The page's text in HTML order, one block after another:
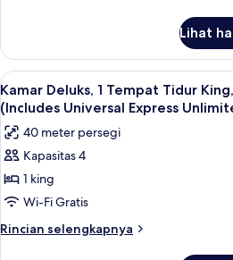
Bebas
Asap
Rokok
(Includes
Universal
Express
Unlimited^)
Kamar
Deluks,
2
Tempat
Tidur
Queen,
Bebas
Rokok
(Includes
Express
Lihat
Lihat
semua
foto
untuk
Kamar
Deluks,
1
Tempat
4
Kamar Deluks, 1 Tempat Tidur
(Includes Universal Express
40 meter persegi
Kapasitas 4
1 king
Wi-Fi Gratis
Rincian selengkapnya
Rincian